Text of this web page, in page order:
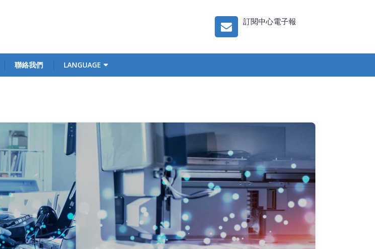
訂閱中心電子報
聯絡我們 LANGUAGE